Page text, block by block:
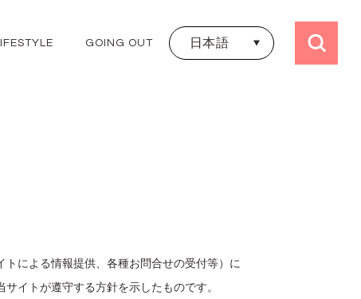
GOING OUT 日本語
による情報提供、各種お問合せの受付等）に
イトが遵守する方針を示したものです。